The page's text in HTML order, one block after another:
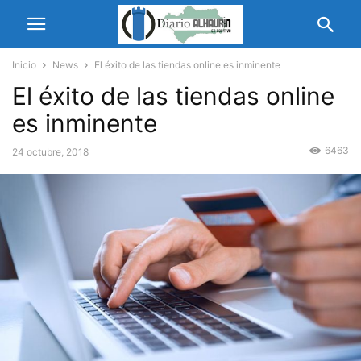
Inicio News El éxito de las tiendas online es inminente
El éxito de las tiendas online
es inminente
24 octubre, 2018 6463